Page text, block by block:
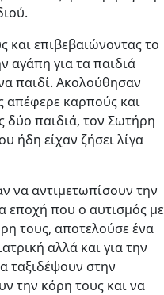
και επιβεβαιώνοντας το
αγάπη για τα παιδιά
παιδί. Ακολούθησαν
καρπούς και
δύο παιδιά, τον Σωτήρη
ήδη είχαν ζήσει λίγα
να αντιμετωπίσουν την
εποχή που ο αυτισμός με
τους, αποτελούσε ένα
αλλά και για την
ταξιδέψουν στην
την κόρη τους και να